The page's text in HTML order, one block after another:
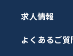
求人情報
よくあるご質